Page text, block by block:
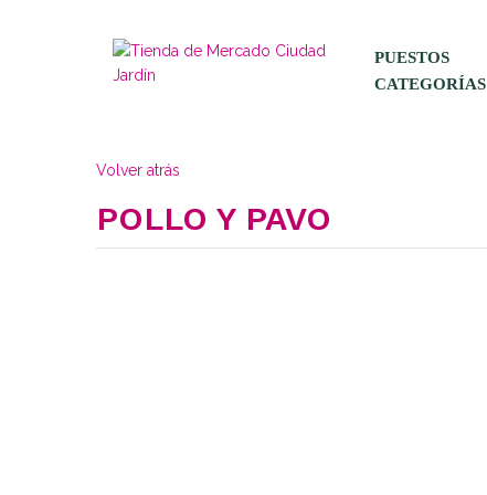
PUESTOS
CATEGORÍAS
Volver atrás
POLLO Y PAVO